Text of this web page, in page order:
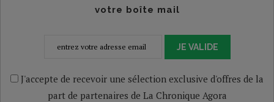
votre boîte mail
JE VALIDE
J'accepte de recevoir une sélection exclusive d'offres de la
part de partenaires de La Chronique Agora